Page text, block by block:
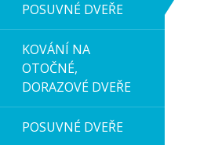
POSUVNÉ DVEŘE
KOVÁNÍ NA
OTOČNÉ,
DORAZOVÉ DVEŘE
POSUVNÉ DVEŘE